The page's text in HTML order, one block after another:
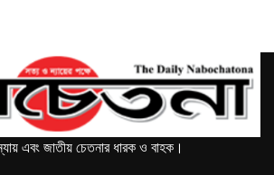
এবং জাতীয় চেতনার ধারক ও বাহক।